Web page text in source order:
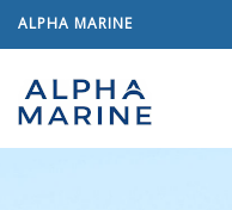
ALPHA MARINE